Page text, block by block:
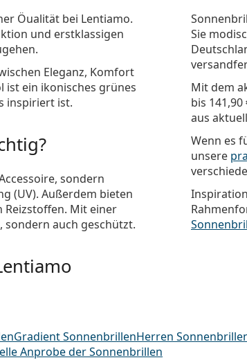
Öualität bei Lentiamo.
und erstklassigen
Eleganz, Komfort
ist ein ikonisches grünes
inspiriert ist.
sondern
(UV). Außerdem bieten
Reizstoffen. Mit einer
sondern auch geschützt.
Sie
Mit dem
bis 141,90
aus
Wenn es
unsere
Gradient SonnenbrillenHerren
Anprobe der Sonnenbrillen